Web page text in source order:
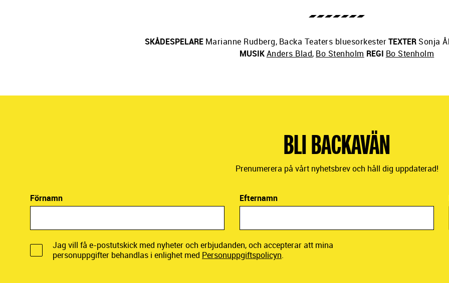
SKÅDESPELARE Marianne Rudberg, Backa Teaters bluesorkesterTEXTER Sonja
MUSIKAnders Blad, Bo Stenholm REGI Bo Stenholm
BLI BACKAVÄN
Prenumerera på vårt nyhetsbrev och håll dig uppdaterad!
Förnamn Efternamn
Jag vill få e-postutskick med nyheter och erbjudanden, och accepterar att mina
personuppgifter behandlas i enlighet med Personuppgiftspolicyn.